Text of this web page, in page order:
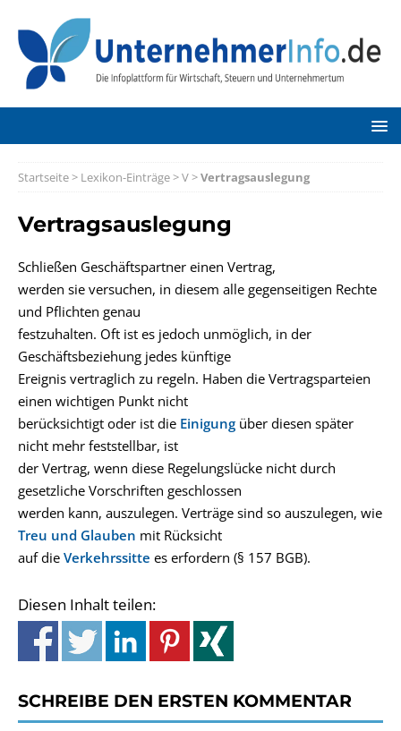
Startseite> Lexikon-Einträge>V>Vertragsauslegung
Vertragsauslegung
Schließen Geschäftspartner einen Vertrag,
werden sie versuchen, in diesem alle gegenseitigen Rechte
und Pflichten genau
festzuhalten. Oft ist es jedoch unmöglich, in der
Geschäftsbeziehung jedes künftige
Ereignis vertraglich zu regeln. Haben die Vertragsparteien
einen wichtigen Punkt nicht
berücksichtigt oder ist die Einigung über diesen später
nicht mehr feststellbar, ist
der Vertrag, wenn diese Regelungslücke nicht durch
gesetzliche Vorschriften geschlossen
werden kann, auszulegen. Verträge sind so auszulegen, wie
Treu und Glauben mit Rücksicht
auf die Verkehrssitte es erfordern (§ 157 BGB).
Diesen Inhalt teilen:
SCHREIBE DEN ERSTEN KOMMENTAR